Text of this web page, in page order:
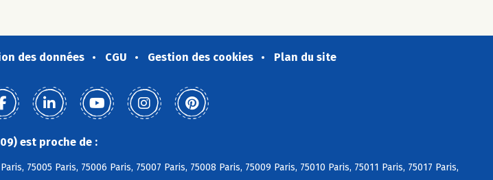
des données CGU Gestion des cookies Plan du site
est proche de :
75005 Paris, 75006 Paris, 75007 Paris, 75008 Paris, 75009 Paris, 75010 Paris, 75011 Paris, 75017 Paris,